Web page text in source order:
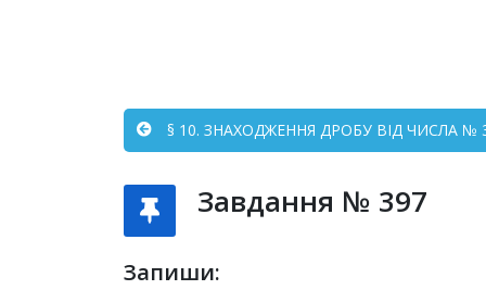
§ 10. ЗНАХОДЖЕННЯ ДРОБУ ВІД ЧИСЛА №
Завдання № 397
Запиши: